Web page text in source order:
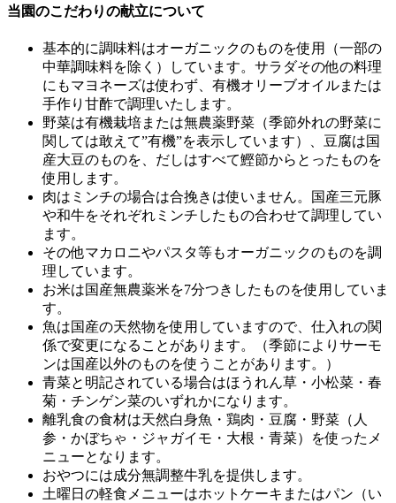
当園のこだわりの献立について
基本的に調味料はオーガニックのものを使用（一部の
中華調味料を除く）しています。サラダその他の料理
にもマヨネーズは使わず、有機オリーブオイルまたは
手作り甘酢で調理いたします。
野菜は有機栽培または無農薬野菜（季節外れの野菜に
関しては敢えて”有機”を表示しています）、豆腐は国
産大豆のものを、だしはすべて鰹節からとったものを
使用します。
肉はミンチの場合は合挽きは使いません。国産三元豚
や和牛をそれぞれミンチしたもの合わせて調理してい
ます。
その他マカロニやパスタ等もオーガニックのものを調
理しています。
お米は国産無農薬米を7分つきしたものを使用していま
す。
魚は国産の天然物を使用していますので、仕入れの関
係で変更になることがあります。（季節によりサーモ
ンは国産以外のものを使うことがあります。）
青菜と明記されている場合はほうれん草・小松菜・春
菊・チンゲン菜のいずれかになります。
離乳食の食材は天然白身魚・鶏肉・豆腐・野菜（人
参・かぼちゃ・ジャガイモ・大根・青菜）を使ったメ
ニューとなります。
おやつには成分無調整牛乳を提供します。
土曜日の軽食メニューはホットケーキまたはパン（い